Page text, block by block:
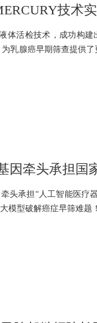
癌种早
体活检技术，成功构建
乳腺癌早期筛查提供
头承担“人工智能医疗
模型破解癌症早筛难题！